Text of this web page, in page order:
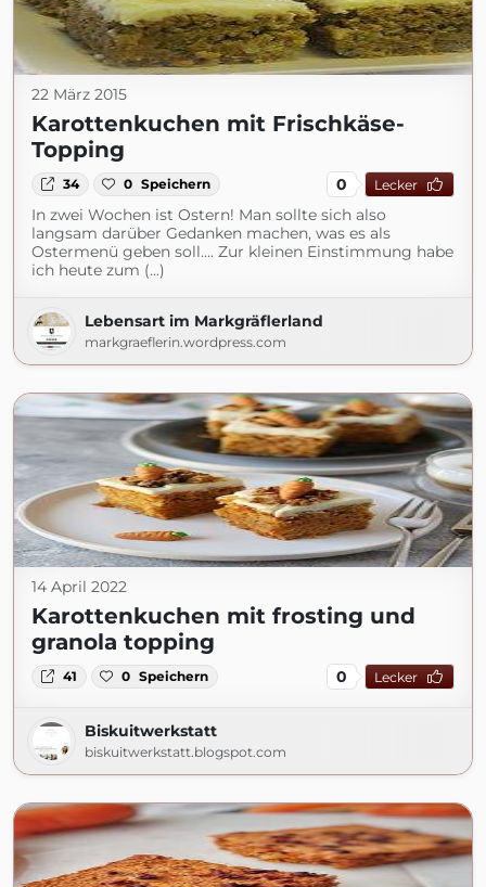
22 März 2015
Karottenkuchen mit Frischkäse-
Topping
34 0 Speichern 0 Lecker
In zwei Wochen ist Ostern! Man sollte sich also
langsam darüber Gedanken machen, was es als
Ostermenü geben soll…. Zur kleinen Einstimmung habe
ich heute zum (...)
Lebensart im Markgräflerland
markgraeflerin.wordpress.com
14 April 2022
Karottenkuchen mit frosting und
granola topping
41 0 Speichern 0 Lecker
Biskuitwerkstatt
biskuitwerkstatt.blogspot.com